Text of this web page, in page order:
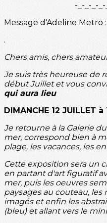
-_-_-_-
Message d'Adeline Metro :
.
Chers amis, chers
Je suis très heureuse de
début Juillet et vous
qui aura lieu
DIMANCHE 12 JUILLET à
Je retourne à la Galerie
mer, correspond bien à
plage, les vacances, les
Cette exposition sera un
en partant d'art figuratif
mer, puis les oeuvres
paysages au couteau, les
imagés et enfin les
(bleu) et allant vers le